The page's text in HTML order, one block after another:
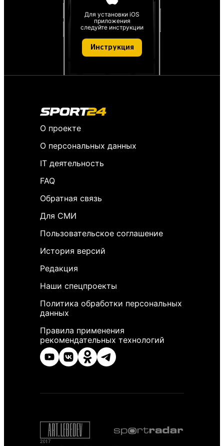
Для установки iOS
приложения
следуйте инструкции
Инструкция
О проекте
О персональных данных
IT деятельность
FAQ
Обратная связь
Для СМИ
Пользовательское соглашение
История версий
Редакция
Наши спецпроекты
Политика обработки персональных
данных
Правила применения
рекомендательных технологий